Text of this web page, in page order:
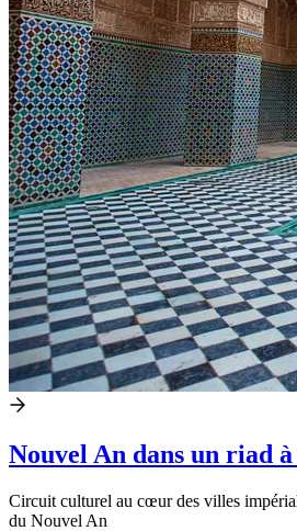
Nouvel An dans un riad à
Circuit culturel au cœur des villes
du Nouvel An